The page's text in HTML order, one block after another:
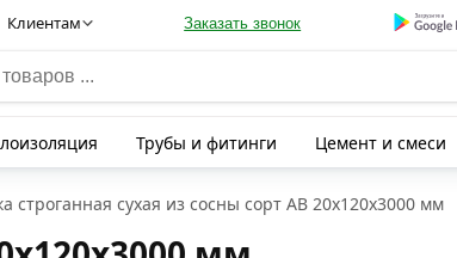
Клиентам Заказать звонок
Трубы и фитинги Цемент и смеси
строганная сухая из сосны сорт AB 20х120х3000 мм